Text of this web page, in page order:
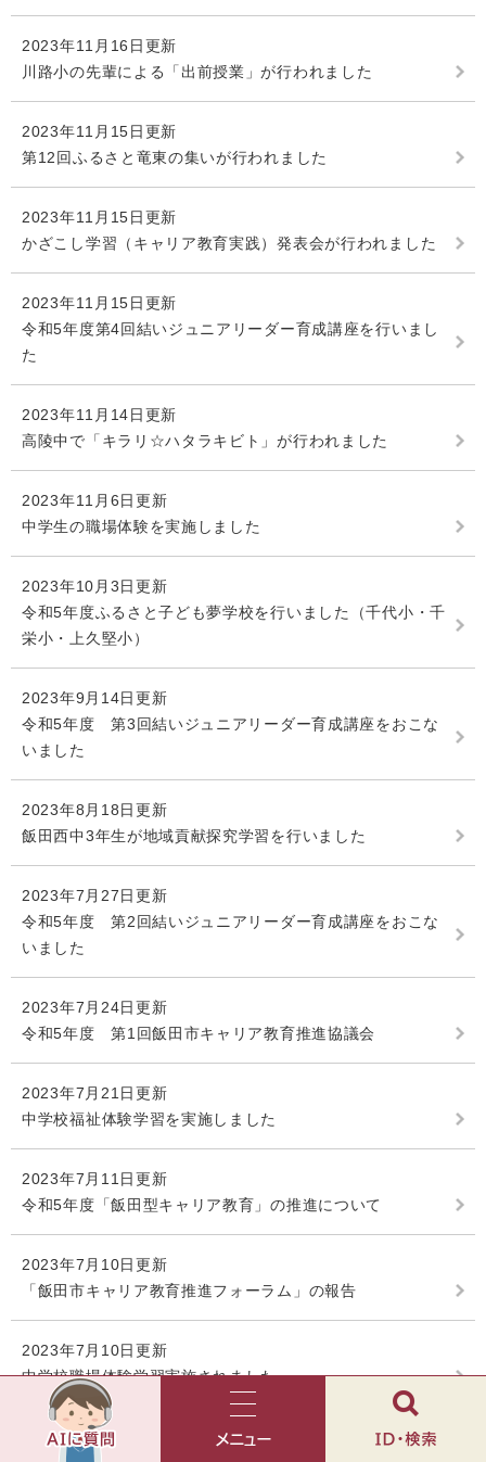
2023年11月16日更新
川路小の先輩による「出前授業」が行われました
2023年11月15日更新
第12回ふるさと竜東の集いが行われました
2023年11月15日更新
かざこし学習（キャリア教育実践）発表会が行われました
2023年11月15日更新
令和5年度第4回結いジュニアリーダー育成講座を行いまし
た
2023年11月14日更新
高陵中で「キラリ☆ハタラキビト」が行われました
2023年11月6日更新
中学生の職場体験を実施しました
2023年10月3日更新
令和5年度ふるさと子ども夢学校を行いました（千代小・千
栄小・上久堅小）
2023年9月14日更新
令和5年度 第3回結いジュニアリーダー育成講座をおこな
いました
2023年8月18日更新
飯田西中3年生が地域貢献探究学習を行いました
2023年7月27日更新
令和5年度 第2回結いジュニアリーダー育成講座をおこな
いました
2023年7月24日更新
令和5年度 第1回飯田市キャリア教育推進協議会
2023年7月21日更新
中学校福祉体験学習を実施しました
2023年7月11日更新
令和5年度「飯田型キャリア教育」の推進について
2023年7月10日更新
「飯田市キャリア教育推進フォーラム」の報告
2023年7月10日更新
中学校職場体験学習実施されました
2023年7月6日更新